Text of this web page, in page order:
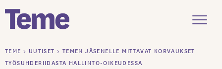
Siirry
sisältöön
TEME > UUTISET > TEMEN JÄSENELLE MITTAVAT KORVAUKSET
TYÖSUHDERIIDASTA HALLINTO-OIKEUDESSA